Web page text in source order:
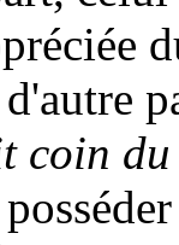
coin